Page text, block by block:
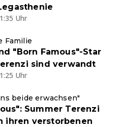
Uhr
Familie
"Born Famous"-Star
sind verwandt
Uhr
beide erwachsen"
Summer Terenzi
ihren verstorbenen